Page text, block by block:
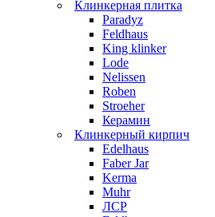
Клинкерная плитка
Paradyz
Feldhaus
King klinker
Lode
Nelissen
Roben
Stroeher
Керамин
Клинкерный кирпич
Edelhaus
Faber Jar
Kerma
Muhr
ЛСР